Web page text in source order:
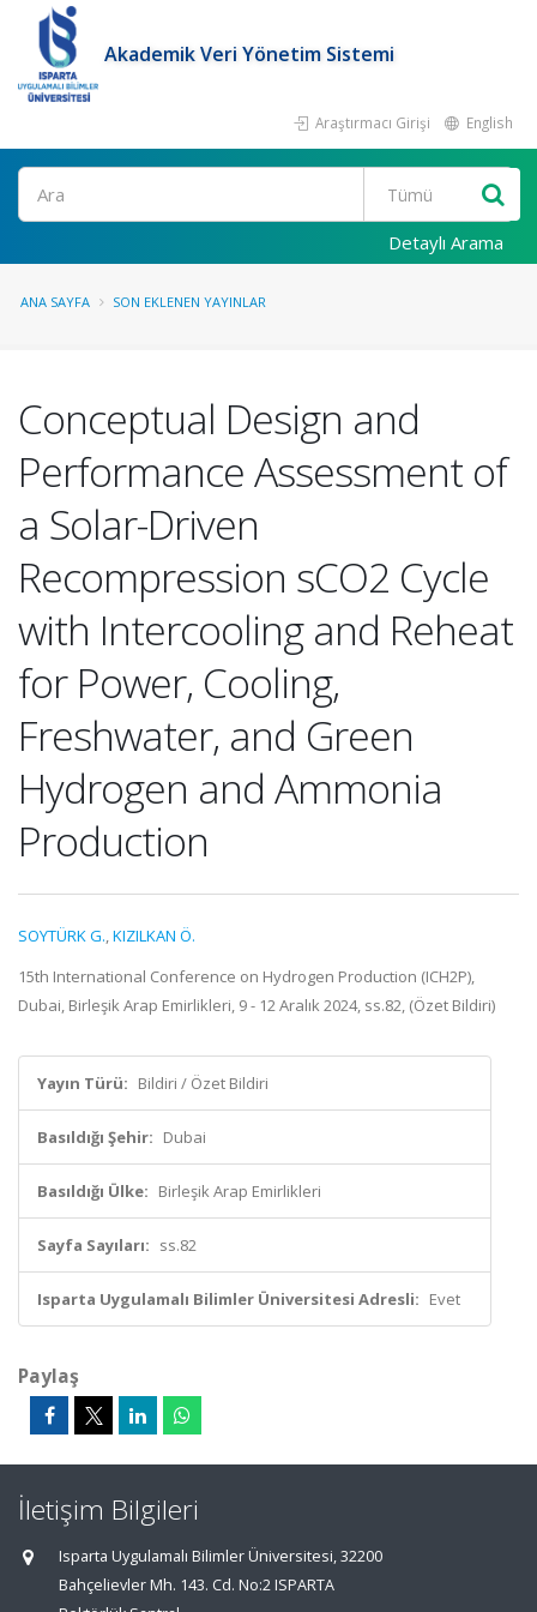
Akademik Veri Yönetim Sistemi
Araştırmacı Girişi English
Ara
Detaylı Arama
ANA SAYFA SON EKLENEN YAYINLAR
Conceptual Design and
Performance Assessment of
a Solar-Driven
Recompression sCO2 Cycle
with Intercooling and Reheat
for Power, Cooling,
Freshwater, and Green
Hydrogen and Ammonia
Production
SOYTÜRK G.,KIZILKAN Ö.
15th International Conference on Hydrogen Production (ICH2P),
Dubai, Birleşik Arap Emirlikleri, 9 - 12 Aralık 2024, ss.82, (Özet Bildiri)
Yayın Türü: Bildiri / Özet Bildiri
Basıldığı Şehir: Dubai
Basıldığı Ülke: Birleşik Arap Emirlikleri
Sayfa Sayıları: ss.82
Isparta Uygulamalı Bilimler Üniversitesi Adresli: Evet
Paylaş
İletişim Bilgileri
Isparta Uygulamalı Bilimler Üniversitesi, 32200
Bahçelievler Mh. 143. Cd. No:2 ISPARTA